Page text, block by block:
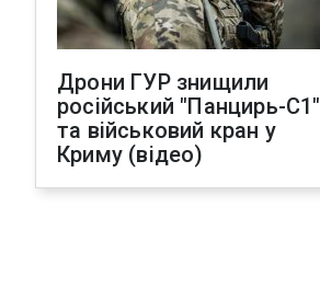
Дрони ГУР знищили
російський "Панцирь-С1"
та військовий кран у
Криму (відео)